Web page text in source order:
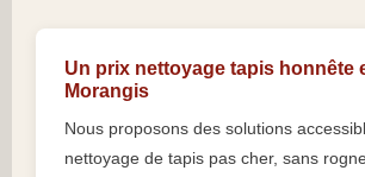
Un prix nettoyage tapis honnête
Morangis
Nous proposons des solutions
nettoyage de tapis pas cher, sans